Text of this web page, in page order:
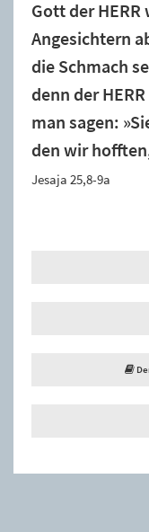
Gott der
Angesichtern
die Schmach
denn der
man sagen:
den wir
Jesaja 25,8-9a